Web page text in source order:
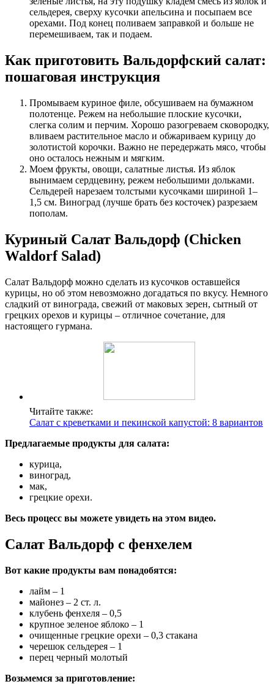
сельдерея, сверху кусочки апельсина и посыпаем все
орехами. Под конец поливаем заправкой и больше не
перемешиваем, так и подаем.
Как приготовить Вальдорфский салат:
пошаговая инструкция
Промываем куриное филе, обсушиваем на бумажном
полотенце. Режем на небольшие плоские кусочки,
слегка солим и перчим. Хорошо разогреваем сковородку,
вливаем растительное масло и обжариваем курицу до
золотистой корочки. Важно не передержать мясо, чтобы
оно осталось нежным и мягким.
Моем фрукты, овощи, салатные листья. Из яблок
вынимаем сердцевину, режем небольшими дольками.
Сельдерей нарезаем толстыми кусочками шириной 1–
1,5 см. Виноград (лучше брать без косточек) разрезаем
пополам.
Куриный Салат Вальдорф (Chicken
Waldorf Salad)
Салат Вальдорф можно сделать из кусочков оставшейся
курицы, но об этом невозможно догадаться по вкусу. Немного
сладкий от винограда, свежий от маковых зерен, сытный от
грецких орехов и курицы – отличное сочетание, для
настоящего гурмана.
Читайте также:
Салат с креветками и пекинской капустой: 8 вариантов
Предлагаемые продукты для салата:
курица,
виноград,
мак,
грецкие орехи.
Весь процесс вы можете увидеть на этом видео.
Салат Вальдорф с фенхелем
Вот какие продукты вам понадобятся:
лайм – 1
майонез – 2 ст. л.
клубень фенхеля – 0,5
крупное зеленое яблоко – 1
очищенные грецкие орехи – 0,3 стакана
черешок сельдерея – 1
перец черный молотый
Возьмемся за приготовление: